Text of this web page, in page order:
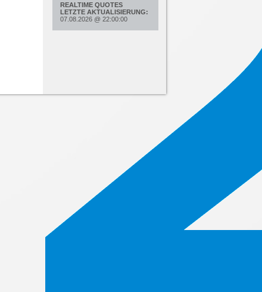
REALTIME QUOTES
LETZTE AKTUALISIERUNG:
07.08.2026 @ 22:00:00